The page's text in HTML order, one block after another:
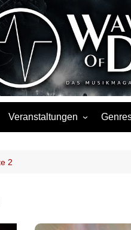
Fotos, Termine,
Veranstaltungen
Touren
2